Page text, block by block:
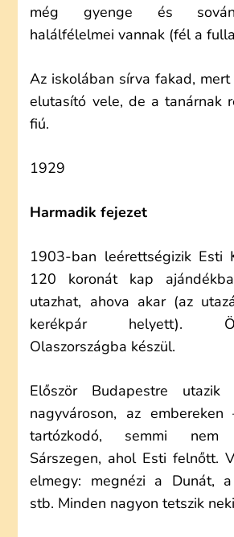
még gyenge és
halálfélelmei vannak (fél a
Az iskolában sírva fakad,
elutasító vele, de a tanárnak
fiú.
1929
Harmadik fejezet
1903-ban leérettségizik Esti
120 koronát kap
utazhat, ahova akar (az
kerékpár helyett).
Olaszországba készül.
Először Budapestre
nagyvároson, az
tartózkodó, semmi
Sárszegen, ahol Esti felnőtt.
elmegy: megnézi a Dunát,
stb. Minden nagyon tetszik